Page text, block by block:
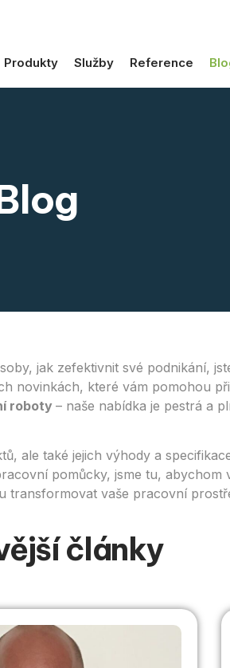
Produkty Služby Reference
jak zefektivnit své podnikání,
novinkách, které vám pomohou
roboty – naše nabídka je pestrá a
ale také jejich výhody a
pomůcky, jsme tu,
vaše pracovní
články